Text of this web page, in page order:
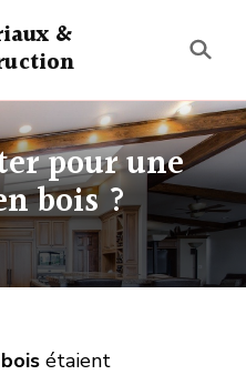
&
pour une
bois ?
étaient